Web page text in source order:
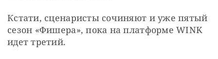
Кстати, сценаристы сочиняют и уже пятый
сезон «Фишера», пока на платформе WINK
идет третий.